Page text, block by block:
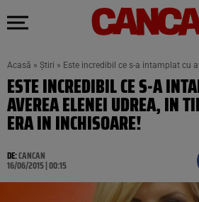
Acasă » Știri » Este incredibil ce s-a intamplat cu
ESTE INCREDIBIL CE S-A
AVEREA ELENEI UDREA, IN
ERA IN INCHISOARE!
DE:CANCAN
16/06/2015 | 00:15